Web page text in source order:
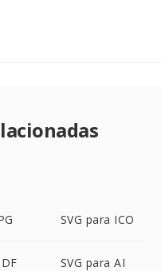
SVG para ICO
SVG para AI